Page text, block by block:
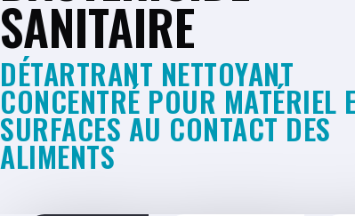
SANITAIRE
DÉTARTRANT NETTOYANT
CONCENTRÉ POUR MATÉRIEL
SURFACES AU CONTACT DES
ALIMENTS